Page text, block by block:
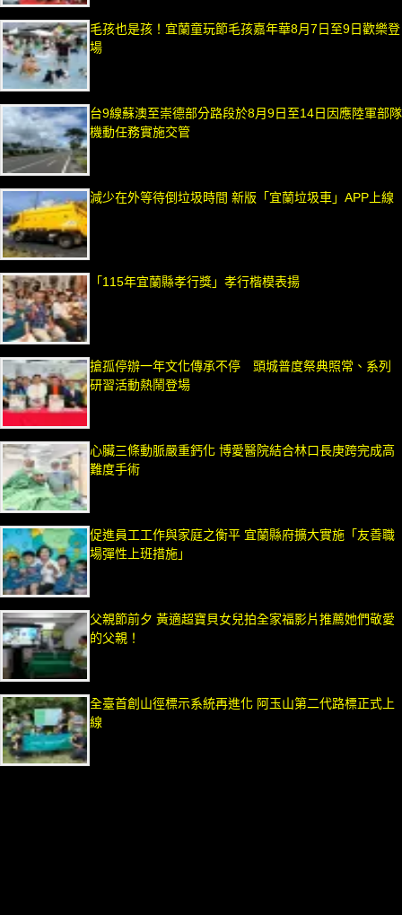
毛孩也是孩！宜蘭童玩節毛孩嘉年華8月7日至9日歡樂登
場
台9線蘇澳至崇德部分路段於8月9日至14日因應陸軍部隊
機動任務實施交管
減少在外等待倒垃圾時間 新版「宜蘭垃圾車」APP上線
「115年宜蘭縣孝行獎」孝行楷模表揚
搶孤停辦一年文化傳承不停 頭城普度祭典照常、系列
研習活動熱鬧登場
心臟三條動脈嚴重鈣化 博愛醫院結合林口長庚跨完成高
難度手術
促進員工工作與家庭之衡平 宜蘭縣府擴大實施「友善職
場彈性上班措施」
父親節前夕 黃適超寶貝女兒拍全家福影片推薦她們敬愛
的父親！
全臺首創山徑標示系統再進化 阿玉山第二代路標正式上
線